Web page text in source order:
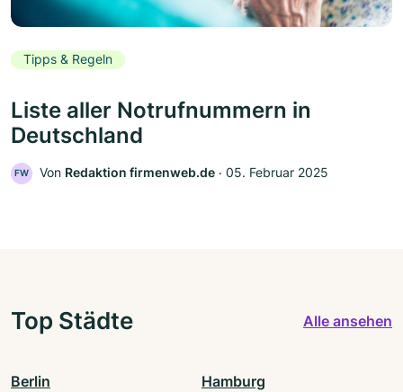
Tipps & Regeln
Liste aller Notrufnummern in
Deutschland
FW Von Redaktion firmenweb.de ‧ 05. Februar 2025
Top Städte Alle ansehen
Berlin Hamburg